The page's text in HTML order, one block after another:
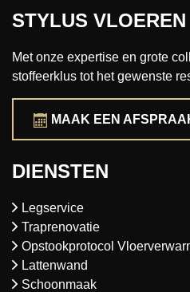
STYLUS VLOEREN
Met onze expertise en grote
stoffeerklus tot het gewenste
MAAK EEN
DIENSTEN
Legservice
Traprenovatie
Opstookprotocol
Lattenwand
Schoonmaak